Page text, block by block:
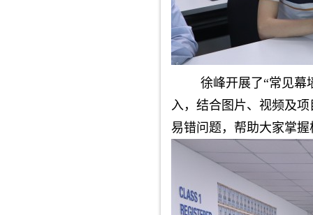
徐峰开展了“常见幕
入，结合图片、视频及
易错问题，帮助大家掌